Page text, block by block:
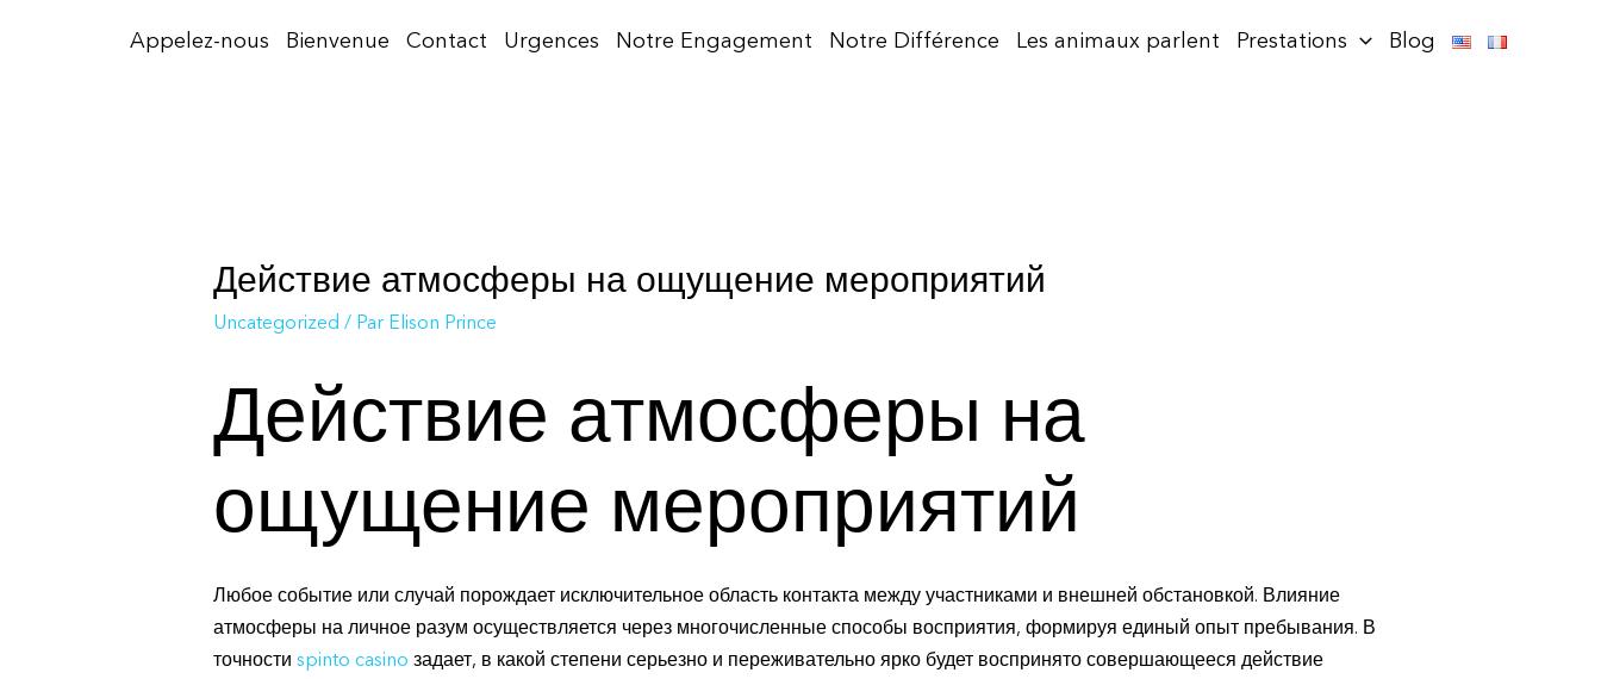
Appelez-nous Bienvenue Contact Urgences Notre Engagement Notre Différence Les animaux parlent Prestations Blog
Действие атмосферы на ощущение мероприятий
Uncategorized / Par Elison Prince
Действие атмосферы на
ощущение мероприятий
Любое событие или случай порождает исключительное область контакта между участниками и внешней обстановкой. Влияние
атмосферы на личное разум осуществляется через многочисленные способы восприятия, формируя единый опыт пребывания. В
точности spinto casino задает, в какой степени серьезно и переживательно ярко будет воспринято совершающееся действие